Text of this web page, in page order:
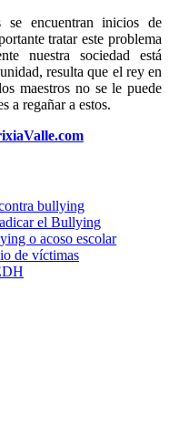
se encuentran inicios de
tratar este problema
nuestra sociedad está
resulta que el rey en
maestros no se le puede
a regañar a estos.
bullying
el Bullying
o acoso escolar
de víctimas